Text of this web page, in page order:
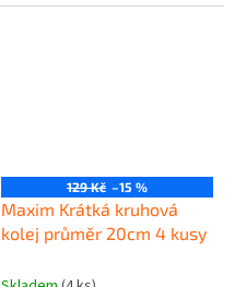
se setkáte s tím, že na obou
129 Kč –15 %
Maxim Krátká kruhová
kolej průměr 20cm 4 kusy